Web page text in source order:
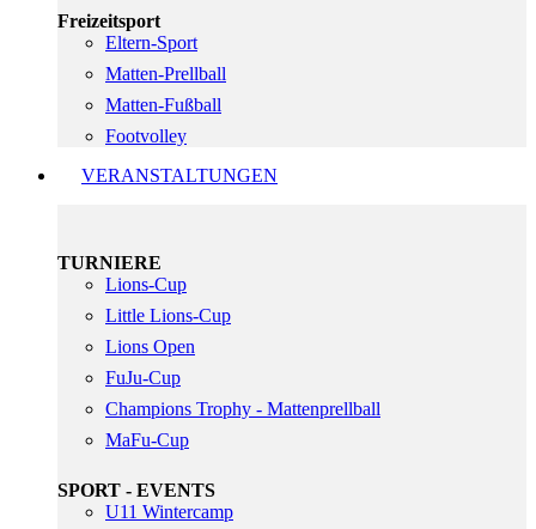
Freizeitsport
Eltern-Sport
Matten-Prellball
Matten-Fußball
Footvolley
VERANSTALTUNGEN
TURNIERE
Lions-Cup
Little Lions-Cup
Lions Open
FuJu-Cup
Champions Trophy - Mattenprellball
MaFu-Cup
SPORT - EVENTS
U11 Wintercamp